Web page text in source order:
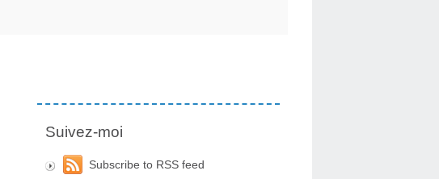
Suivez-moi
Subscribe to RSS feed